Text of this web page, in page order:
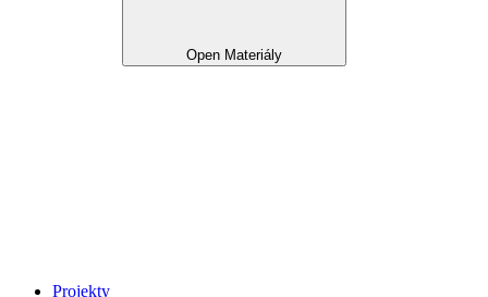
Open Materiály
Projekty